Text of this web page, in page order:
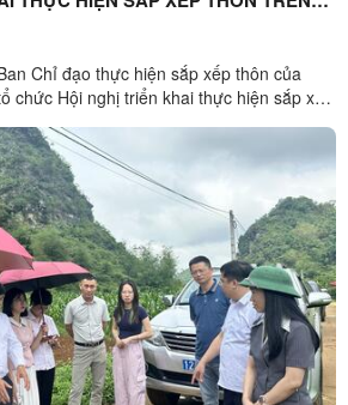
Chỉ đạo thực hiện sắp xếp thôn của
chức Hội nghị triển khai thực hiện sắp xếp
trực Đảng ủy xã; đồng chí Long Minh
Chủ tịch UBND xã; ...